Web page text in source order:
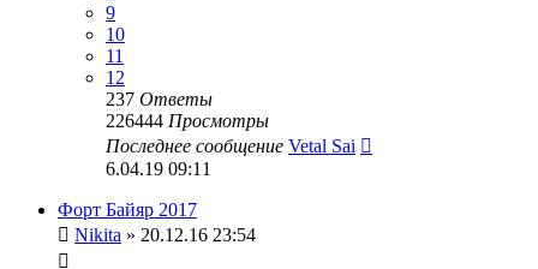
9
10
11
12
237 Ответы
226444 Просмотры
Последнее сообщение Vetal Sai
6.04.19 09:11
Форт Байяр 2017
Nikita » 20.12.16 23:54